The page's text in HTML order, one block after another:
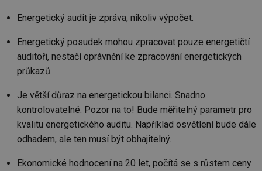
Energetický audit je zpráva, nikoliv výpočet.
Energetický posudek mohou zpracovat pouze energetičtí
auditoři, nestačí oprávnění ke zpracování energetických
průkazů.
Je větší důraz na energetickou bilanci. Snadno
kontrolovatelné. Pozor na to! Bude měřitelný parametr pro
kvalitu energetického auditu. Například osvětlení bude dále
odhadem, ale ten musí být obhajitelný.
Ekonomické hodnocení na 20 let, počítá se s růstem ceny